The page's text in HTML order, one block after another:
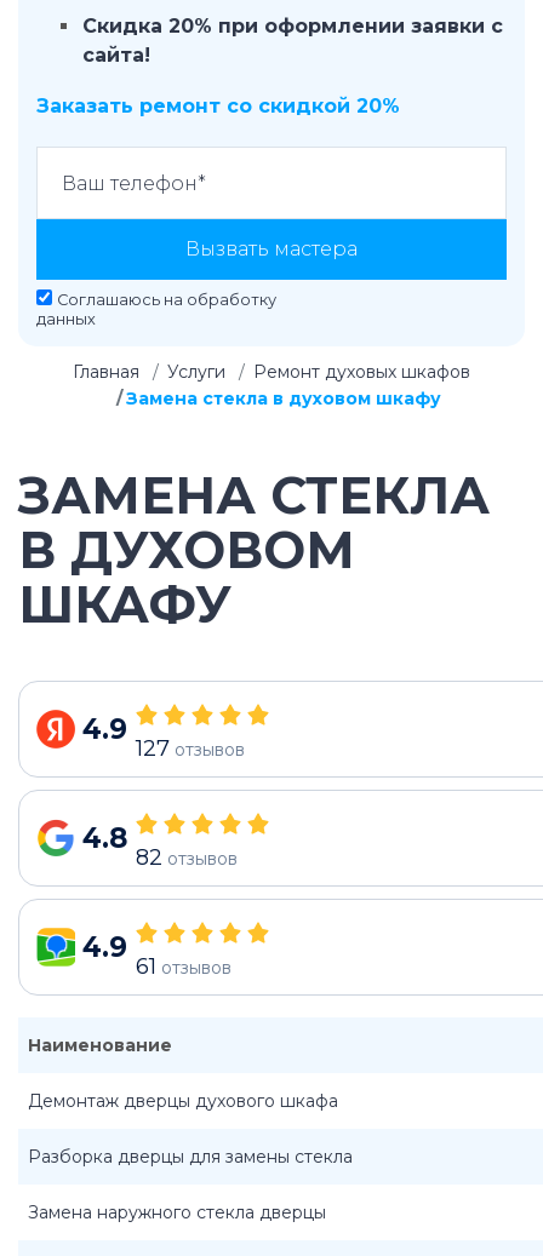
Скидка 20% при оформлении заявки с
сайта!
Заказать ремонт со скидкой 20%
Вызвать мастера
Соглашаюсь на обработку
данных
Главная Услуги
Ремонт духовых шкафов
Замена стекла в духовом шкафу
ЗАМЕНА СТЕКЛА
В ДУХОВОМ
ШКАФУ
4.9
127 отзывов
4.8
82 отзывов
4.9
61 отзывов
Наименование
Демонтаж дверцы духового шкафа
Разборка дверцы для замены стекла
Замена наружного стекла дверцы